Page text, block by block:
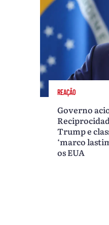
REAÇÃO
Governo
Trump e
‘marco
os EUA